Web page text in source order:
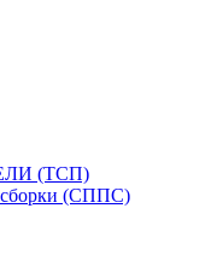
(ТСП)
сборки (СППС)